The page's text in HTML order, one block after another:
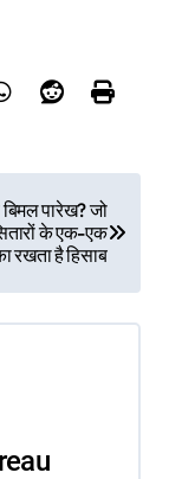
पारेख? जो
के एक-एक
रखता है हिसाब